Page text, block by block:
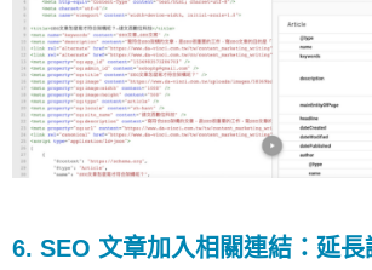
6. SEO 文章加入相關連結：延